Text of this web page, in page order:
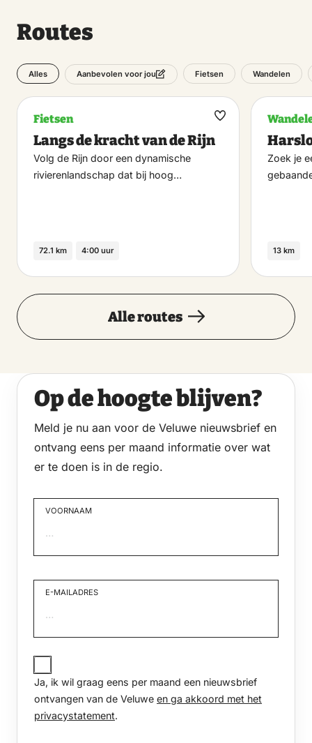
Routes
Alles Aanbevolen voor jou Fietsen Wandelen
Fietsen
Langs de kracht van de Rijn
Volg de Rijn door een dynamische
rivierenlandschap dat bij hoog…
72.1 km 4:00 uur
Maak
Zoek je
13 km
Alle routes
Op de hoogte blijven?
Meld je nu aan voor de Veluwe nieuwsbrief en
ontvang eens per maand informatie over wat
er te doen is in de regio.
VOORNAAM
E-MAILADRES
JA,
IK
WIL
GRAAG
EENS
PER
Ja, ik wil graag eens per maand een nieuwsbrief
ontvangen van de Veluwe en ga akkoord met het
privacystatement.